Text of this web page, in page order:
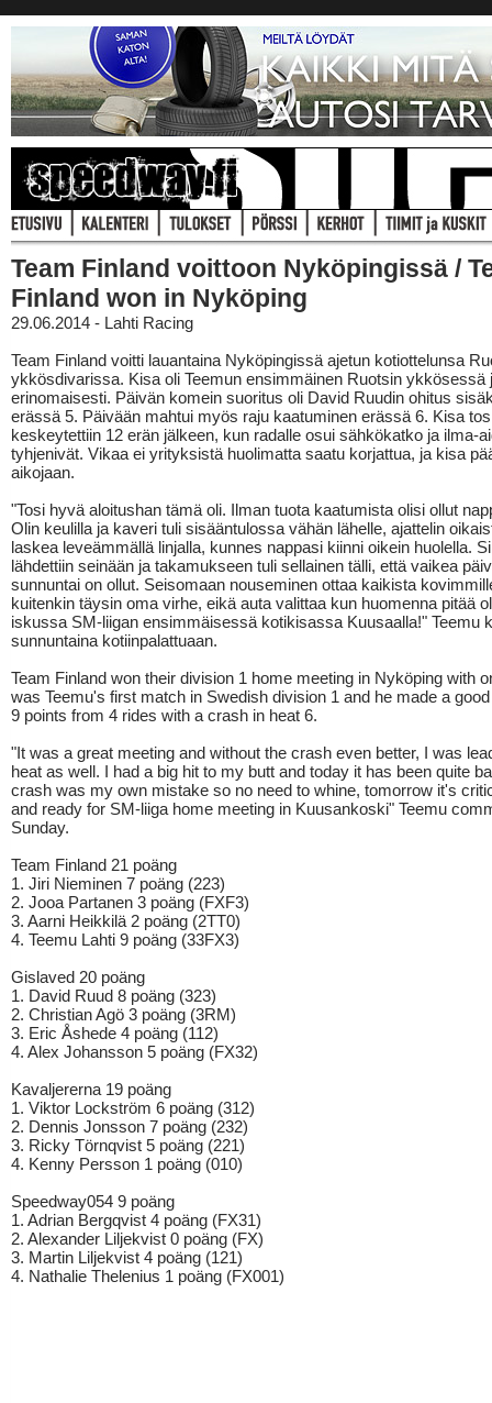
Team Finland voittoon Nyköpingissä /
Finland won in Nyköping
29.06.2014 - Lahti Racing
Team Finland voitti lauantaina Nyköpingissä ajetun kotiottelunsa
ykkösdivarissa. Kisa oli Teemun ensimmäinen Ruotsin ykkösessä
erinomaisesti. Päivän komein suoritus oli David Ruudin ohitus
erässä 5. Päivään mahtui myös raju kaatuminen erässä 6. Kisa
keskeytettiin 12 erän jälkeen, kun radalle osui sähkökatko ja ilma-
tyhjenivät. Vikaa ei yrityksistä huolimatta saatu korjattua, ja kisa
aikojaan.
"Tosi hyvä aloitushan tämä oli. Ilman tuota kaatumista olisi ollut
Olin keulilla ja kaveri tuli sisääntulossa vähän lähelle, ajattelin
laskea leveämmällä linjalla, kunnes nappasi kiinni oikein huolella.
lähdettiin seinään ja takamukseen tuli sellainen tälli, että vaikea
sunnuntai on ollut. Seisomaan nouseminen ottaa kaikista
kuitenkin täysin oma virhe, eikä auta valittaa kun huomenna pitää
iskussa SM-liigan ensimmäisessä kotikisassa Kuusaalla!" Teemu
sunnuntaina kotiinpalattuaan.
Team Finland won their division 1 home meeting in Nyköping with
was Teemu's first match in Swedish division 1 and he made a
9 points from 4 rides with a crash in heat 6.
"It was a great meeting and without the crash even better, I was
heat as well. I had a big hit to my butt and today it has been quite
crash was my own mistake so no need to whine, tomorrow it's
and ready for SM-liiga home meeting in Kuusankoski" Teemu
Sunday.
Team Finland 21 poäng
1. Jiri Nieminen 7 poäng (223)
2. Jooa Partanen 3 poäng (FXF3)
3. Aarni Heikkilä 2 poäng (2TT0)
4. Teemu Lahti 9 poäng (33FX3)
Gislaved 20 poäng
1. David Ruud 8 poäng (323)
2. Christian Agö 3 poäng (3RM)
3. Eric Åshede 4 poäng (112)
4. Alex Johansson 5 poäng (FX32)
Kavaljererna 19 poäng
1. Viktor Lockström 6 poäng (312)
2. Dennis Jonsson 7 poäng (232)
3. Ricky Törnqvist 5 poäng (221)
4. Kenny Persson 1 poäng (010)
Speedway054 9 poäng
1. Adrian Bergqvist 4 poäng (FX31)
2. Alexander Liljekvist 0 poäng (FX)
3. Martin Liljekvist 4 poäng (121)
4. Nathalie Thelenius 1 poäng (FX001)